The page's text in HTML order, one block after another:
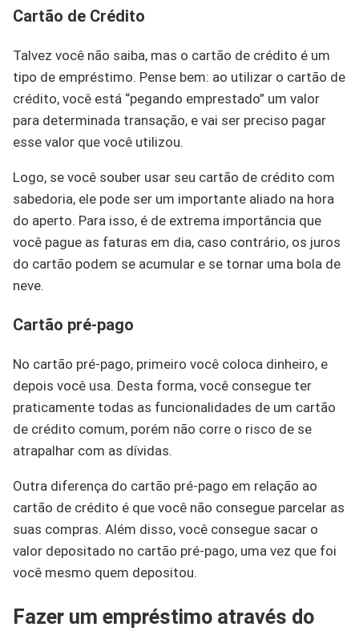
Cartão de Crédito
Talvez você não saiba, mas o cartão de crédito é um
tipo de empréstimo. Pense bem: ao utilizar o cartão de
crédito, você está “pegando emprestado” um valor
para determinada transação, e vai ser preciso pagar
esse valor que você utilizou.
Logo, se você souber usar seu cartão de crédito com
sabedoria, ele pode ser um importante aliado na hora
do aperto. Para isso, é de extrema importância que
você pague as faturas em dia, caso contrário, os juros
do cartão podem se acumular e se tornar uma bola de
neve.
Cartão pré-pago
No cartão pré-pago, primeiro você coloca dinheiro, e
depois você usa. Desta forma, você consegue ter
praticamente todas as funcionalidades de um cartão
de crédito comum, porém não corre o risco de se
atrapalhar com as dívidas.
Outra diferença do cartão pré-pago em relação ao
cartão de crédito é que você não consegue parcelar as
suas compras. Além disso, você consegue sacar o
valor depositado no cartão pré-pago, uma vez que foi
você mesmo quem depositou.
Fazer um empréstimo através do